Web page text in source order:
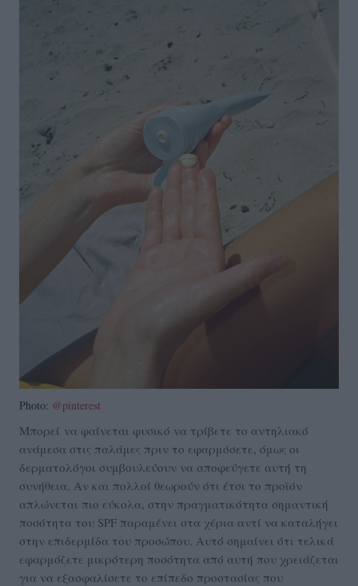
Photo: @pinterest
Μπορεί να φαίνεται φυσικό να τρίβετε το αντηλιακό
ανάμεσα στις παλάμες πριν το εφαρμόσετε, όμως οι
δερματολόγοι συμβουλεύουν να αποφεύγετε αυτή τη
συνήθεια. Αν και πολλοί θεωρούν ότι έτσι το προϊόν
απλώνεται πιο εύκολα, στην πραγματικότητα σημαντική
ποσότητα του SPF παραμένει στα χέρια αντί να καταλήγει
στην επιδερμίδα του προσώπου. Αυτό σημαίνει ότι τελικά
εφαρμόζετε μικρότερη ποσότητα από αυτή που χρειάζεται
για να εξασφαλίσετε το επίπεδο προστασίας που